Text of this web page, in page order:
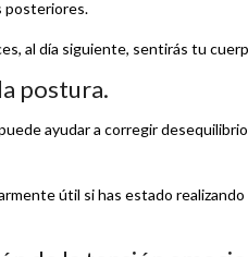
posteriores.
al día siguiente, sentirás tu
postura.
ayudar a corregir
útil si has estado